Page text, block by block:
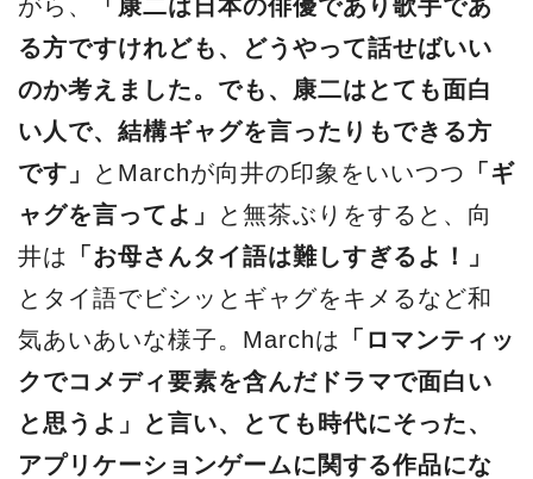
がら、
「康二は日本の俳優であり歌手であ
る方ですけれども、どうやって話せばいい
のか考えました。でも、康二はとても面白
い人で、結構ギャグを言ったりもできる方
です」
とMarchが向井の印象をいいつつ 「ギ
ャグを言ってよ」
と無茶ぶりをすると、向
井は
「お母さんタイ語は難しすぎるよ！」
とタイ語でビシッとギャグをキメるなど和
気あいあいな様子。Marchは
「ロマンティッ
クでコメディ要素を含んだドラマで面白い
と思うよ」と言い、とても時代にそった、
アプリケーションゲームに関する作品にな